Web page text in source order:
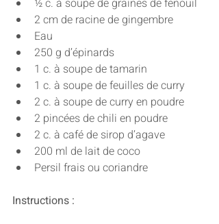
½ c. à soupe de graines de fenouil
2 cm de racine de gingembre
Eau
250 g d’épinards
1 c. à soupe de tamarin
1 c. à soupe de feuilles de curry
2 c. à soupe de curry en poudre
2 pincées de chili en poudre
2 c. à café de sirop d’agave
200 ml de lait de coco
Persil frais ou coriandre
Instructions :